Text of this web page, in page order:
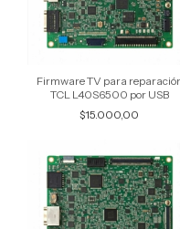
Firmware TV para
TCL L40S6500 por USB
$15.000,00